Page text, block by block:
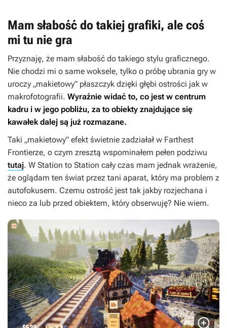
Mam słabość do takiej grafiki, ale coś
mi tu nie gra
Przyznaję, że mam słabość do takiego stylu graficznego.
Nie chodzi mi o same woksele, tylko o próbę ubrania gry w
uroczy „makietowy” płaszczyk dzięki głębi ostrości jak w
makrofotografii. Wyraźnie widać to, co jest w centrum
kadru i w jego pobliżu, za to obiekty znajdujące się
kawałek dalej są już rozmazane.
Taki „makietowy” efekt świetnie zadziałał w Farthest
Frontierze, o czym zresztą wspominałem pełen podziwu
tutaj. W Station to Station cały czas mam jednak wrażenie,
że oglądam ten świat przez tani aparat, który ma problem z
autofokusem. Czemu ostrość jest tak jakby rozjechana i
nieco za lub przed obiektem, który obserwuję? Nie wiem.